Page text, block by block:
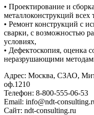
• Проектирование и
металлоконструкций всех
• Ремонт конструкций с
сварки, с возможностью
условиях,
• Дефектоскопия, оценка
неразрушающими
Адрес: Москва, СЗАО,
оф.1210
Телефон: 8-800-555-06-53
Email: info@ndt-
Сайт: ndt-consulting.ru